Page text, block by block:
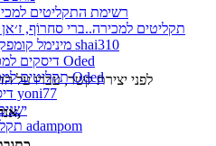
רשימת התקליטים
תקליטים למכירה..ברי סחרוֹף, ז׳אן
מינימל קומפקט, רמי פורטיס מאת shai310
דיסקים למכירה - מתעדכן מאת Oded
תקליטים למכירה - מתעדכן מאת Oded
דיסקים מבוקשים מאת yoni77
תקליטים מבוקשים מאת adampom
לפני יצירת קשר, עברו על
אנחנו לא קונים ולא מוכרים תקליטים,